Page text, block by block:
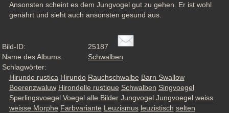
Ansonsten scheint es dem Jungvogel gut zu gehen. Er ist wohl
genährt und sieht auch ansonsten gesund aus.
Bild-ID:
25187
Name des Albums:
Schwalben
Schlagwörter:
Hirundo rustica Hirundo Rauchschwalbe Barn Swallow
Boerenzwaluw Hirondelle rustique Schwalben Singvoegel
Sperlingsvoegel Voegel alle Bilder Jungvogel Jungvoegel weiss
weisse Morphe Farbvariante Leuzismus leuzistisch selten